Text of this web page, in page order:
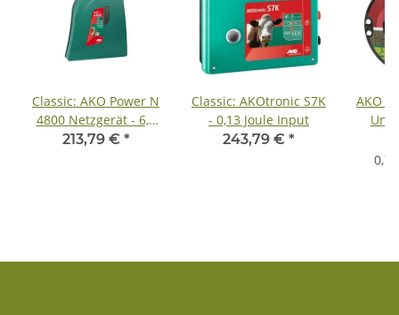
Classic: AKO Power N
4800 Netzgerät - 6,7
Joule Input
213,79 € *
Classic: AKOtronic S7K
- 0,13 Joule Input
243,79 € *
AKO